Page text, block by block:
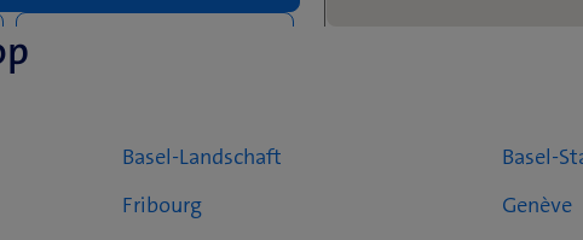
- müller mobile gmbh
Basel-Landschaft
Basel-
Fribourg
Genève